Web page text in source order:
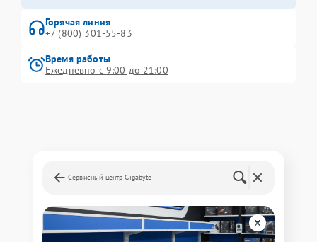
Горячая линия
+7 (800) 301-55-83
Время работы
Ежедневно с 9:00 до 21:00
Сервисный центр Gigabyte